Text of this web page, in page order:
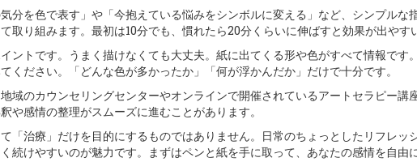
分を色で表す」や「今抱えている悩みをシンボルに変える」など、シンプルな
取り組みます。最初は10分でも、慣れたら20分くらいに伸ばすと効果が出やす
ントです。うまく描けなくても大丈夫。紙に出てくる形や色がすべて情報です
ください。「どんな色が多かったか」「何が浮かんだか」だけで十分です。
域のカウンセリングセンターやオンラインで開催されているアートセラピー講
や感情の整理がスムーズに進むことがあります。
「治療」だけを目的にするものではありません。日常のちょっとしたリフレッ
続けやすいのが魅力です。まずはペンと紙を手に取って、あなたの感情を自由